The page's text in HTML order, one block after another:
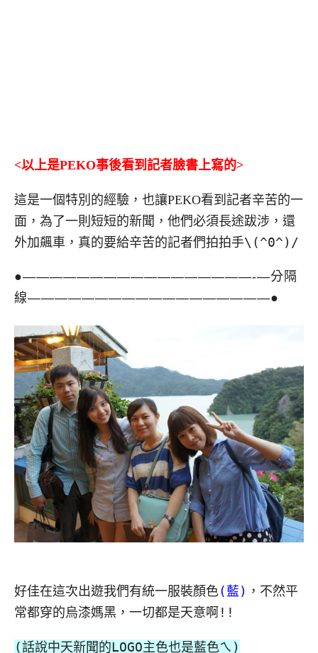
<以上是PEKO事後看到記者臉書上寫的>
這是一個特別的經驗，也讓PEKO看到記者辛苦的一
面，為了一則短短的新聞，他們必須長途跋涉，還
外加飆車，真的要給辛苦的記者們拍拍手\(^0^)/
●—————————————————-—分隔
線——————————————————●
好佳在這次出遊我們有統一服裝顏色(藍) ，不然平
常都穿的烏漆媽黑，一切都是天意啊!!
(話說中天新聞的LOGO主色也是藍色ㄟ)